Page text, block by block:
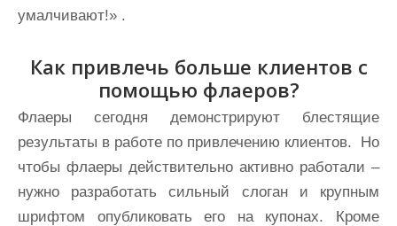
умалчивают!» .
Как привлечь больше клиентов с
помощью флаеров?
Флаеры сегодня демонстрируют блестящие
результаты в работе по привлечению клиентов. Но
чтобы флаеры действительно активно работали –
нужно разработать сильный слоган и крупным
шрифтом опубликовать его на купонах. Кроме